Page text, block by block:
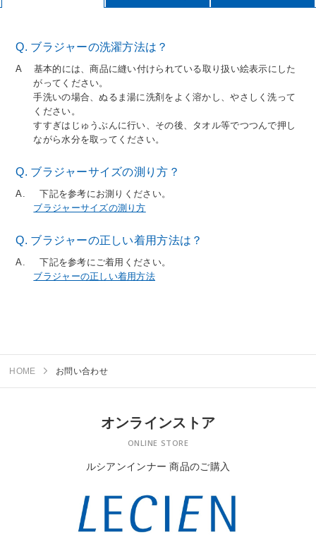
Q. ブラジャーの洗濯方法は？
A基本的には、商品に縫い付けられている取り扱い絵表示にした
がってください。
手洗いの場合、ぬるま湯に洗剤をよく溶かし、やさしく洗って
ください。
すすぎはじゅうぶんに行い、その後、タオル等でつつんで押し
ながら水分を取ってください。
Q. ブラジャーサイズの測り方？
A. 下記を参考にお測りください。
ブラジャーサイズの測り方
Q. ブラジャーの正しい着用方法は？
A. 下記を参考にご着用ください。
ブラジャーの正しい着用方法
HOME お問い合わせ
オンラインストア
ONLINE STORE
ルシアンインナー 商品のご購入